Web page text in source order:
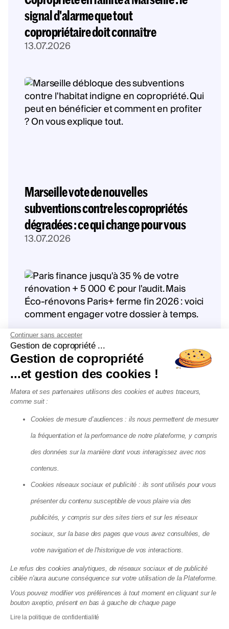
signal d'alarme que tout
copropriétaire doit connaître
13.07.2026
Marseille vote de nouvelles
subventions contre les copropriétés
dégradées : ce qui change pour vous
13.07.2026
Éco-rénovons Paris+ : l'aide qui
finance jusqu'à 35 % de vos travaux
disparaît fin 2026
10.07.2026
Copropriété : la réforme qui va enfin
débloquer vos travaux en 2026
10.07.2026
Continuer sans accepter
Gestion de copropriété ...
Gestion de copropriété
...et gestion des cookies !
Matera et ses partenaires utilisons des cookies et autres traceurs,
comme suit :
Cookies de mesure d’audiences : ils nous permettent de mesurer
la fréquentation et la performance de notre plateforme, y compris
des données sur la manière dont vous interagissez avec nos
contenus.
Cookies réseaux sociaux et publicité : ils sont utilisés pour vous
présenter du contenu susceptible de vous plaire via des
publicités, y compris sur des sites tiers et sur les réseaux
sociaux, sur la base des pages que vous avez consultées, de
votre navigation et de l'historique de vos interactions.
Le refus des cookies analytiques, de réseaux sociaux et de publicité
ciblée n'aura aucune conséquence sur votre utilisation de la Plateforme.
Vous pouvez modifier vos préférences à tout moment en cliquant sur le
bouton axeptio, présent en bas à gauche de chaque page
Lire la politique de confidentialité